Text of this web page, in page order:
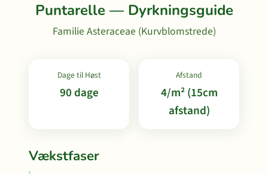
Puntarelle — Dyrkningsguide
Familie Asteraceae (Kurvblomstrede)
Dage til Høst
90 dage
Afstand
4/m² (15cm
afstand)
Vækstfaser